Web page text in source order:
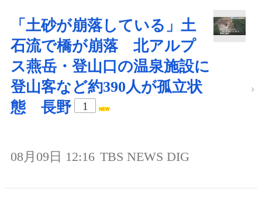
「土砂が崩落している」土
石流で橋が崩落 北アルプ
ス燕岳・登山口の温泉施設に
登山客など約390人が孤立状
態 長野
1
08月09日 12:16 TBS NEWS DIG